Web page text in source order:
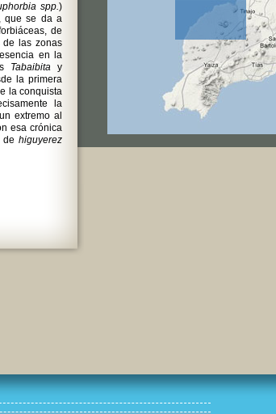
spp.)
que se da a
de
de las zonas
en la
Tabaibita y
la primera
la conquista
la
extremo al
esa crónica
de higuyerez